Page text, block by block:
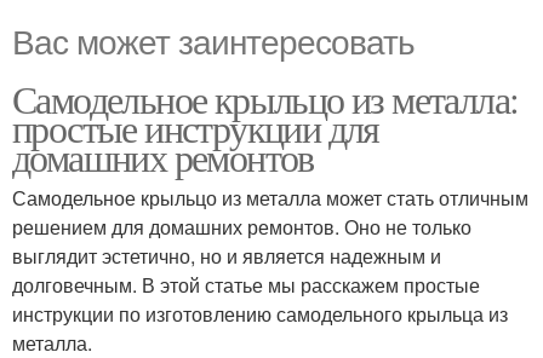
Вас может заинтересовать
Самодельное крыльцо из металла:
простые инструкции для
домашних ремонтов
Самодельное крыльцо из металла может стать отличным
решением для домашних ремонтов. Оно не только
выглядит эстетично, но и является надежным и
долговечным. В этой статье мы расскажем простые
инструкции по изготовлению самодельного крыльца из
металла.